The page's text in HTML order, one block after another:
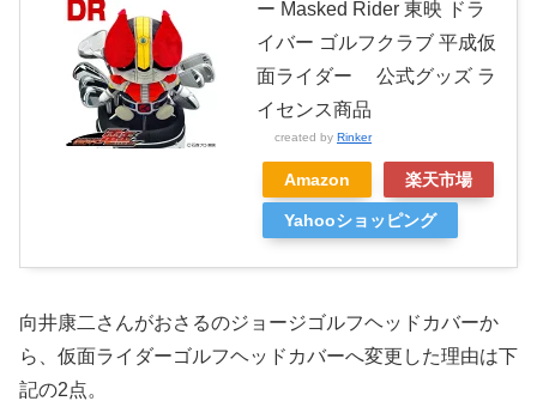
ー Masked Rider 東映 ドラ
イバー ゴルフクラブ 平成仮
面ライダー 公式グッズ ラ
イセンス商品
created by Rinker
Amazon 楽天市場
Yahooショッピング
向井康二さんがおさるのジョージゴルフヘッドカバーか
ら、仮面ライダーゴルフヘッドカバーへ変更した理由は下
記の2点。